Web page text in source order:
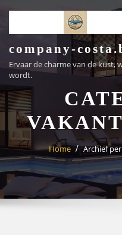
inhoud
company-
Ervaar de charme van de kust,
wordt.
Home Archief